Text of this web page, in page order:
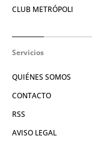
CLUB METRÓPOLI
Servicios
QUIÉNES SOMOS
CONTACTO
RSS
AVISO LEGAL